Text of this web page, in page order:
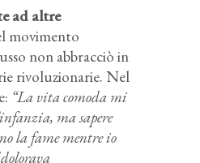
ad altre
movimento
non abbracciò in
rivoluzionarie. Nel
“La vita comoda mi
ma sapere
la fame mentre io